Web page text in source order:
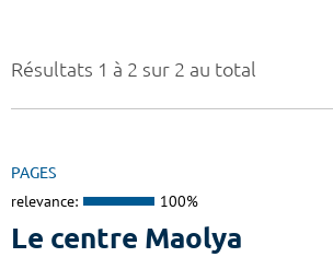
Résultats 1 à 2 sur 2 au total
PAGES
relevance: 100%
Le centre Maolya